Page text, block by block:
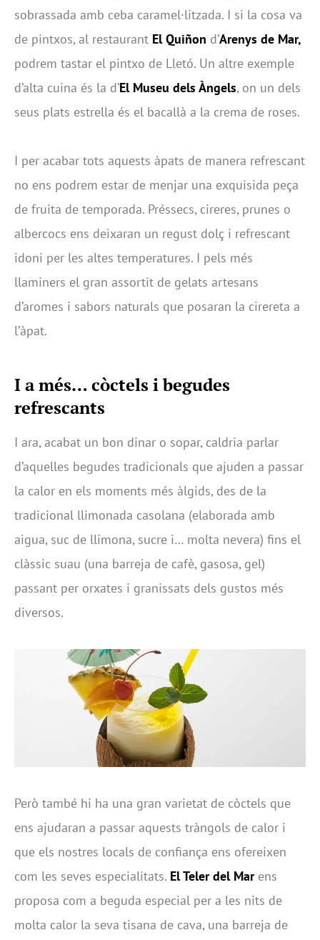
sobrassada amb ceba caramel·litzada. I si la cosa va
de pintxos, al restaurant El Quiñon d’Arenys de Mar,
podrem tastar el pintxo de Lletó. Un altre exemple
d’alta cuina és la d’El Museu dels Àngels, on un dels
seus plats estrella és el bacallà a la crema de roses.
I per acabar tots aquests àpats de manera refrescant
no ens podrem estar de menjar una exquisida peça
de fruita de temporada. Préssecs, cireres, prunes o
albercocs ens deixaran un regust dolç i refrescant
idoni per les altes temperatures. I pels més
llaminers el gran assortit de gelats artesans
d’aromes i sabors naturals que posaran la cirereta a
l’àpat.
I a més… còctels i begudes
refrescants
I ara, acabat un bon dinar o sopar, caldria parlar
d’aquelles begudes tradicionals que ajuden a passar
la calor en els moments més àlgids, des de la
tradicional llimonada casolana (elaborada amb
aigua, suc de llimona, sucre i… molta nevera) fins el
clàssic suau (una barreja de cafè, gasosa, gel)
passant per orxates i granissats dels gustos més
diversos.
Però també hi ha una gran varietat de còctels que
ens ajudaran a passar aquests tràngols de calor i
que els nostres locals de confiança ens ofereixen
com les seves especialitats. El Teler del Mar ens
proposa com a beguda especial per a les nits de
molta calor la seva tisana de cava, una barreja de